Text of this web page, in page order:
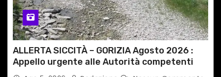
ALLERTA SICCITÀ – GORIZIA Agosto 2026 :
Appello urgente alle Autorità competenti